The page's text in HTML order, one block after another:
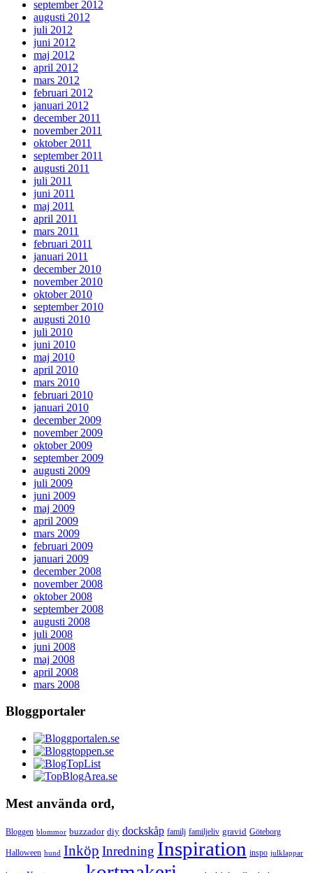
september 2012
augusti 2012
juli 2012
juni 2012
maj 2012
april 2012
mars 2012
februari 2012
januari 2012
december 2011
november 2011
oktober 2011
september 2011
augusti 2011
juli 2011
juni 2011
maj 2011
april 2011
mars 2011
februari 2011
januari 2011
december 2010
november 2010
oktober 2010
september 2010
augusti 2010
juli 2010
juni 2010
maj 2010
april 2010
mars 2010
februari 2010
januari 2010
december 2009
november 2009
oktober 2009
september 2009
augusti 2009
juli 2009
juni 2009
maj 2009
april 2009
mars 2009
februari 2009
januari 2009
december 2008
november 2008
oktober 2008
september 2008
augusti 2008
juli 2008
juni 2008
maj 2008
april 2008
mars 2008
Bloggportaler
Mest använda ord,
Bloggen blommor buzzador diy dockskåp familj familjeliv gravid Göteborg
Halloween hund Inköp Inredning Inspiration inspo julklappar